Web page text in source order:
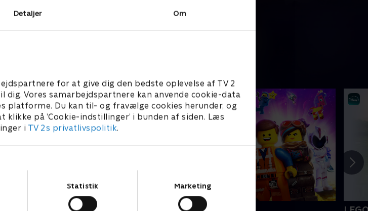
Detaljer Om
for at give dig den bedste oplevelse af TV 2
Vores samarbejdspartnere kan anvende cookie-data
platforme. Du kan til- og fravælge cookies herunder, og
på ’Cookie-indstillinger’ i bunden af siden. Læs
i TV 2s privatlivspolitik.
Statistik Marketing